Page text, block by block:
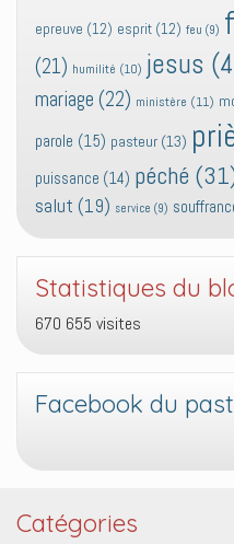
epreuve (12) esprit (12) feu (9)
(21) humilité (10) jesus
mariage (22) ministère (11)
parole (15) pasteur (13)
puissance (14) péché
salut (19) service (9)
Statistiques du
670 655 visites
Facebook du
Catégories